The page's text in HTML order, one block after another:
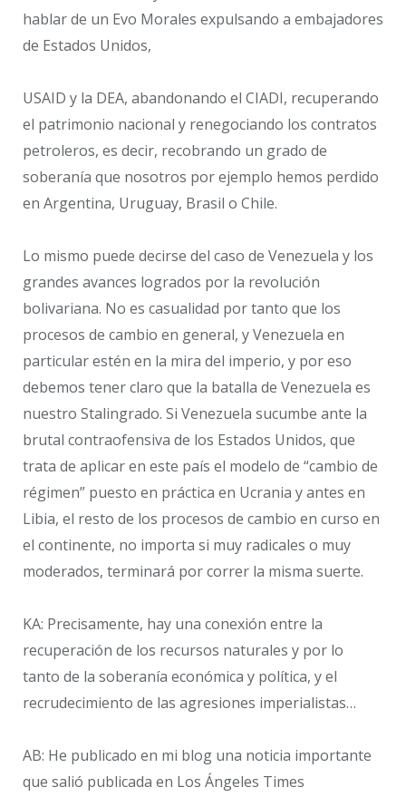
hablar de un Evo Morales expulsando a embajadores
de Estados Unidos,
USAID y la DEA, abandonando el CIADI, recuperando
el patrimonio nacional y renegociando los contratos
petroleros, es decir, recobrando un grado de
soberanía que nosotros por ejemplo hemos perdido
en Argentina, Uruguay, Brasil o Chile.
Lo mismo puede decirse del caso de Venezuela y los
grandes avances logrados por la revolución
bolivariana. No es casualidad por tanto que los
procesos de cambio en general, y Venezuela en
particular estén en la mira del imperio, y por eso
debemos tener claro que la batalla de Venezuela es
nuestro Stalingrado. Si Venezuela sucumbe ante la
brutal contraofensiva de los Estados Unidos, que
trata de aplicar en este país el modelo de “cambio de
régimen” puesto en práctica en Ucrania y antes en
Libia, el resto de los procesos de cambio en curso en
el continente, no importa si muy radicales o muy
moderados, terminará por correr la misma suerte.
KA: Precisamente, hay una conexión entre la
recuperación de los recursos naturales y por lo
tanto de la soberanía económica y política, y el
recrudecimiento de las agresiones imperialistas…
AB: He publicado en mi blog una noticia importante
que salió publicada en Los Ángeles Times